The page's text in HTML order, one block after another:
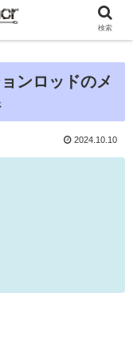
ンロッドのメ
2024.10.10
検索